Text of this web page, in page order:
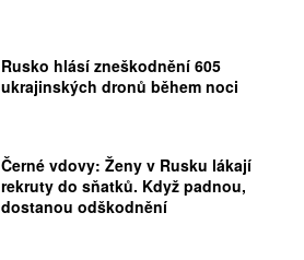
Rusko hlásí zneškodnění 605
ukrajinských dronů během noci
Černé vdovy: Ženy v Rusku lákají
rekruty do sňatků. Když padnou,
dostanou odškodnění